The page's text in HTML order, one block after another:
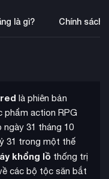
là gì? Chính sách
là phiên bản
phẩm action RPG
31 tháng 10
31 trong một thế
khổng lồ thống trị
các bộ tộc săn bắt